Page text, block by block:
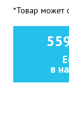
*Товар может
в